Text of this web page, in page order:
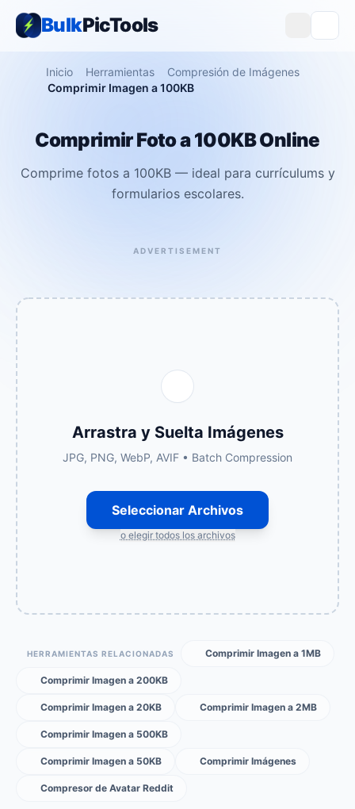
BulkPicTools
Inicio Herramientas
Compresión de Imágenes
Comprimir Imagen a 100KB
Comprimir Foto a 100KB Online
Comprime fotos a 100KB — ideal para currículums y
formularios escolares.
ADVERTISEMENT
Arrastra y Suelta Imágenes
JPG, PNG, WebP, AVIF • Batch Compression
Seleccionar Archivos
o elegir todos los archivos
HERRAMIENTAS RELACIONADAS Comprimir Imagen a 1MB
Comprimir Imagen a 200KB
Comprimir Imagen a 20KB Comprimir Imagen a 2MB
Comprimir Imagen a 500KB
Comprimir Imagen a 50KB Comprimir Imágenes
Compresor de Avatar Reddit